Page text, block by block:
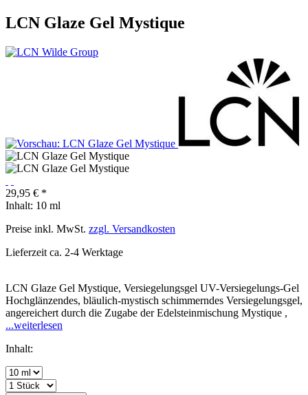
LCN Glaze Gel Mystique
29,95 € *
Inhalt: 10 ml
Preise inkl. MwSt. zzgl. Versandkosten
Lieferzeit ca. 2-4 Werktage
LCN Glaze Gel Mystique, Versiegelungsgel UV-Versiegelungs-Gel
Hochglänzendes, bläulich-mystisch schimmerndes Versiegelungsgel,
angereichert durch die Zugabe der Edelsteinmischung Mystique ,
...weiterlesen
Inhalt: